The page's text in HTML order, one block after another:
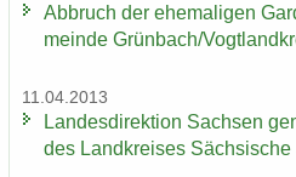
Ab­bruch der ehe­ma­li­gen
mein­de Grün­bach/
11.04.2013
Lan­des­di­rek­ti­on Sach­sen
des Land­krei­ses